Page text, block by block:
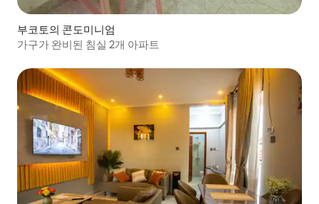
부코토의 콘도미니엄
가구가 완비된 침실 2개 아파트